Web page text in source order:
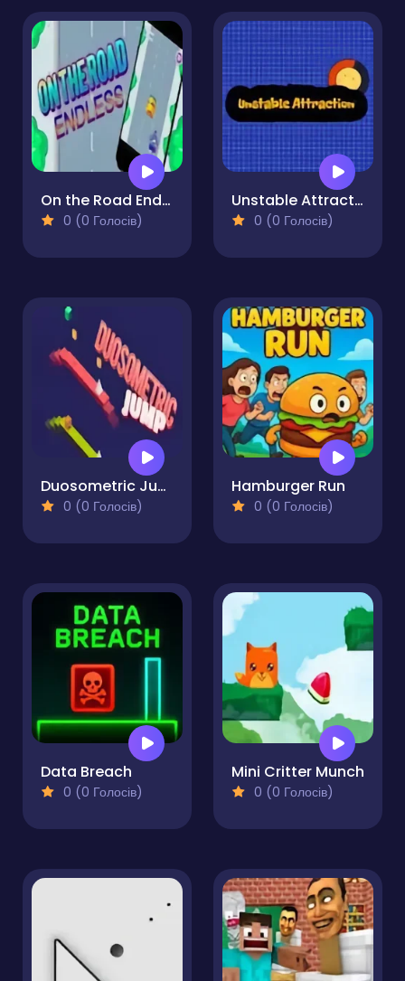
On the Road Endless
0 (0 Голосів)
Unstable Attraction
0 (0 Голосів)
Duosometric Jump
0 (0 Голосів)
Hamburger Run
0 (0 Голосів)
Data Breach
0 (0 Голосів)
Mini Critter Munch
0 (0 Голосів)